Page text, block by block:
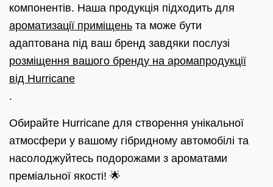
компонентів. Наша продукція підходить для
ароматизації приміщень та може бути
адаптована під ваш бренд завдяки послузі
розміщення вашого бренду на аромапродукції
від Hurricane
.
Обирайте Hurricane для створення унікальної
атмосфери у вашому гібридному автомобілі та
насолоджуйтесь подорожами з ароматами
преміальної якості! 🌟